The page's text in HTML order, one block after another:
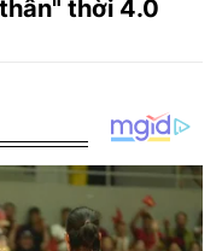
thời 4.0